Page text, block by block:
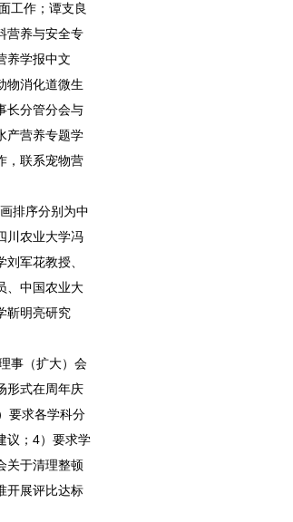
工作；谭支良
营养与安全专
养学报中文
物消化道微生
长分管分会与
产营养专题学
，联系宠物营
排序分别为中
川农业大学冯
军花教授、
、中国农业大
靳明亮研究
事（扩大）会
形式在周年庆
要求各学科分
议；4）要求学
关于清理整顿
开展评比达标